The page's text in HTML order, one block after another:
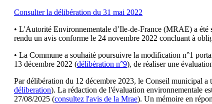
Consulter la délibération du 31 mai 2022
• L'Autorité Environnementale d’Ile-de-France (MRAE) a été
rendu un avis conforme le 24 novembre 2022 concluant à
• La Commune a souhaité poursuivre la modification n°1
13 décembre 2022 (délibération n°9), de réaliser une
Par délibération du 12 décembre 2023, le Conseil municipal
déliberation). La rédaction de l'évaluation environnementale
27/08/2025 (consultez l'avis de la Mrae). Un mémoire en